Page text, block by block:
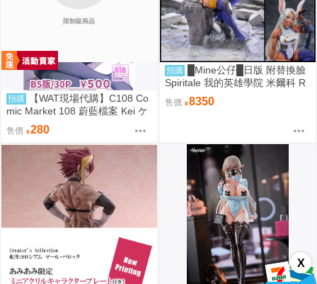
X
限制級商品
預購
【WAT現場代購】C108 Co
mic Market 108 蔚藍檔案 Kei ケ
イちゃん かいはつけいかくっ！
售價 280
預購
█Mine公仔█日版 附替換臉
Spiritale 我的英雄學院 米爾科 R
abbit 1/7 PVC D9265
售價 8350